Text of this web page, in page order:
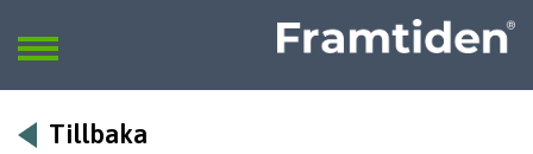
SÖK
Tillbaka